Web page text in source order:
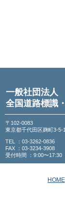
一般社団法人
全国道路標識
〒102-0083
東京都千代田区麹町3-5-
TEL ：03-3262-0836
FAX ：03-3234-3908
受付時間 ：9:00〜17:30
HOME